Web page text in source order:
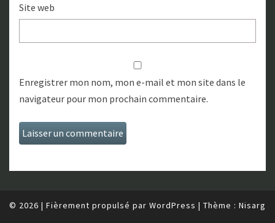
Site web
Enregistrer mon nom, mon e-mail et mon site dans le
navigateur pour mon prochain commentaire.
© 2026 | Fièrement propulsé par WordPress | Thème : Nisarg